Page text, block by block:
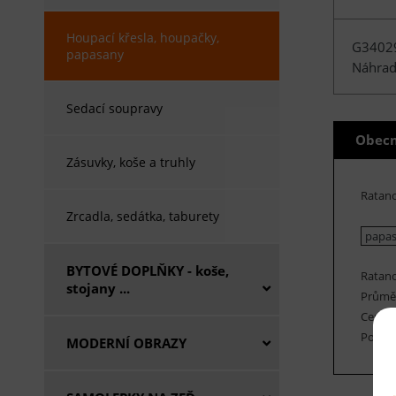
Houpací křesla, houpačky,
papasany
Sedací soupravy
Zásuvky, koše a truhly
Zrcadla, sedátka, taburety
BYTOVÉ DOPLŇKY - koše,
stojany ...
MODERNÍ OBRAZY
Cena
Polstr